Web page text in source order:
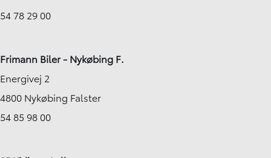
54 78 29 00
Frimann Biler - Nykøbing F.
Energivej 2
4800 Nykøbing Falster
54 85 98 00